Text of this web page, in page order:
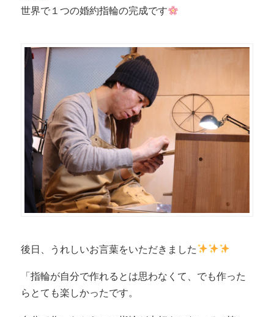
世界で１つの婚約指輪の完成です
後日、うれしいお言葉をいただきました
「指輪が自分で作れるとは思わなくて、でも作った
らとても楽しかったです。